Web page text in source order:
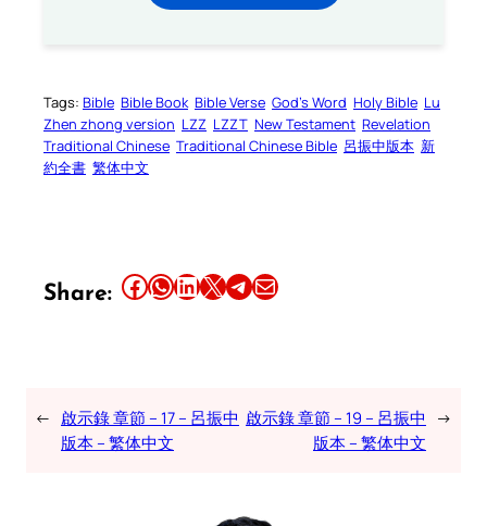
Tags: Bible Bible Book Bible Verse God’s Word Holy Bible Lu
Zhen zhong version LZZ LZZT New Testament Revelation
Traditional Chinese Traditional Chinese Bible 呂振中版本 新
約全書 繁体中文
Share: Share this article on Facebook Share this article on WhatsApp Share this article on LinkedIn Share this article on X Share this article on TelegramEmail this Article
← 啟示錄 章節 – 17 – 呂振中
版本 – 繁体中文
啟示錄 章節 – 19 – 呂振中
版本 – 繁体中文
→